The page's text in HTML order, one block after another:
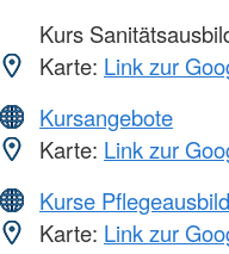
Kurs
Karte: Link zur
Kursangebote
Karte: Link zur
Kurse
Karte: Link zur